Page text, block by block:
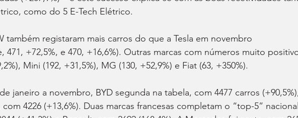
como do 5 E-Tech Elétrico.
também registaram mais carros do que a Tesla em novembro
471, +72,5%, e 470, +16,6%). Outras marcas com números muito
Mini (192, +31,5%), MG (130, +52,9%) e Fiat (63, +350%).
janeiro a novembro, BYD segunda na tabela, com 4477 carros
4226 (+13,6%). Duas marcas francesas completam o “top-5”